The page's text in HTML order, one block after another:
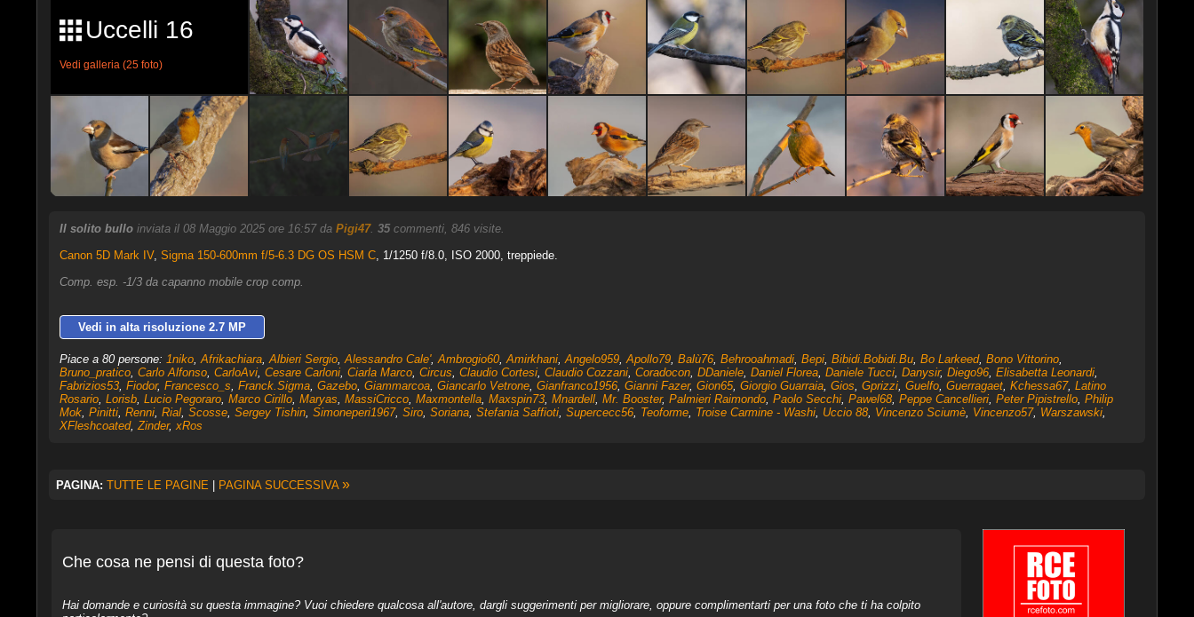
Uccelli 16
Vedi galleria (25 foto)
Il solito bullo inviata il 08 Maggio 2025 ore 16:57 da Pigi47. 35commenti, 846 visite.
Canon 5D Mark IV, Sigma 150-600mm f/5-6.3 DG OS HSM C, 1/1250 f/8.0, ISO 2000, treppiede.
Comp. esp. -1/3 da capanno mobile crop comp.
Vedi in alta risoluzione 2.7 MP
Piace a 80 persone: 1niko, Afrikachiara, Albieri Sergio, Alessandro Cale', Ambrogio60, Amirkhani, Angelo959, Apollo79, Balù76, Behrooahmadi, Bepi, Bibidi.Bobidi.Bu, Bo Larkeed, Bono Vittorino,
Bruno_pratico, Carlo Alfonso, CarloAvi, Cesare Carloni, Ciarla Marco, Circus Claudio Cortesi, Claudio Cozzani, Coradocon, DDaniele, Daniel Florea, Daniele Tucci, Danysir, Diego96, Elisabetta Leonardi,
Fabrizios53, Fiodor, Francesco_s Franck.Sigma, Gazebo, Giammarcoa, Giancarlo Vetrone, Gianfranco1956, Gianni Fazer, Gion65, Giorgio Guarraia, Gios Gprizzi, Guelfo, Guerragaet, Kchessa67, Latino
Rosario, Lorisb, Lucio Pegoraro, Marco Cirillo, Maryas MassiCricco, Maxmontella, Maxspin73, Mnardell, Mr. Booster, Palmieri Raimondo, Paolo Secchi, Pawel68, Peppe Cancellieri, Peter Pipistrello, Philip
Mok, Pinitti, Renni, Rial, Scosse, Sergey Tishin, Simoneperi1967, Siro, Soriana, Stefania Saffioti, Supercecc56, Teoforme, Troise Carmine - Washi, Uccio 88, Vincenzo Sciumè, Vincenzo57, Warszawski,
XFleshcoated, Zinder, xRos
PAGINA: TUTTE LE PAGINE PAGINA SUCCESSIVA »
Che cosa ne pensi di questa foto?
Hai domande e curiosità su questa immagine? Vuoi chiedere qualcosa all'autore, dargli suggerimenti per migliorare, oppure complimentarti per una foto che ti ha colpito